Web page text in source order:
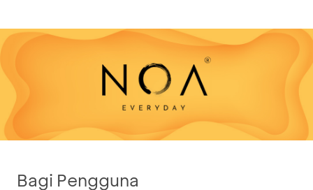
Bagi Pengguna